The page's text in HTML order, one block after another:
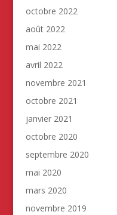
octobre 2022
août 2022
mai 2022
avril 2022
novembre 2021
octobre 2021
janvier 2021
octobre 2020
septembre 2020
mai 2020
mars 2020
novembre 2019